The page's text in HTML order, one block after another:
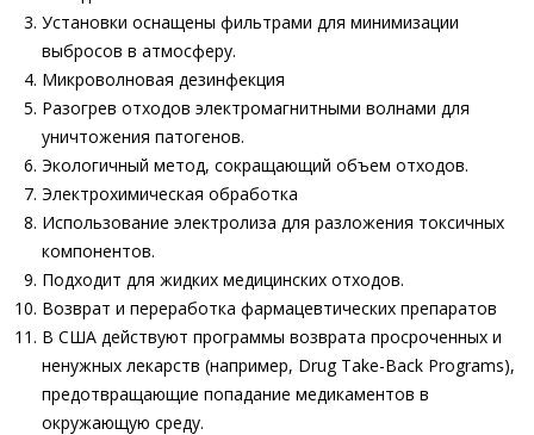
Установки оснащены фильтрами для минимизации
выбросов в атмосферу.
Микроволновая дезинфекция
Разогрев отходов электромагнитными волнами для
уничтожения патогенов.
Экологичный метод, сокращающий объем отходов.
Электрохимическая обработка
Использование электролиза для разложения токсичных
компонентов.
Подходит для жидких медицинских отходов.
Возврат и переработка фармацевтических препаратов
В США действуют программы возврата просроченных и
ненужных лекарств (например, Drug Take-Back Programs),
предотвращающие попадание медикаментов в
окружающую среду.